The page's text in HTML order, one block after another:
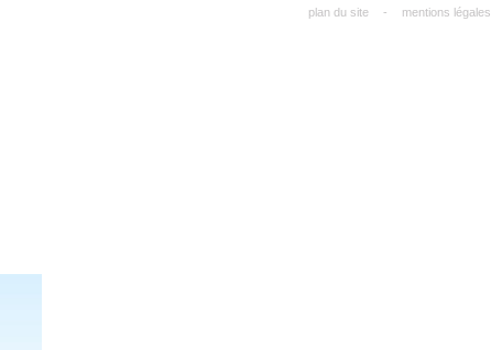
plan du site - mentions légales